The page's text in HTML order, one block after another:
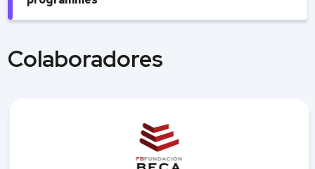
Colaboradores